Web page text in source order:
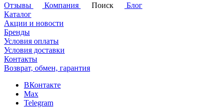
Отзывы
Компания Поиск
Блог
Каталог
Акции и новости
Бренды
Условия оплаты
Условия доставки
Контакты
Возврат, обмен, гарантия
ВКонтакте
Max
Telegram